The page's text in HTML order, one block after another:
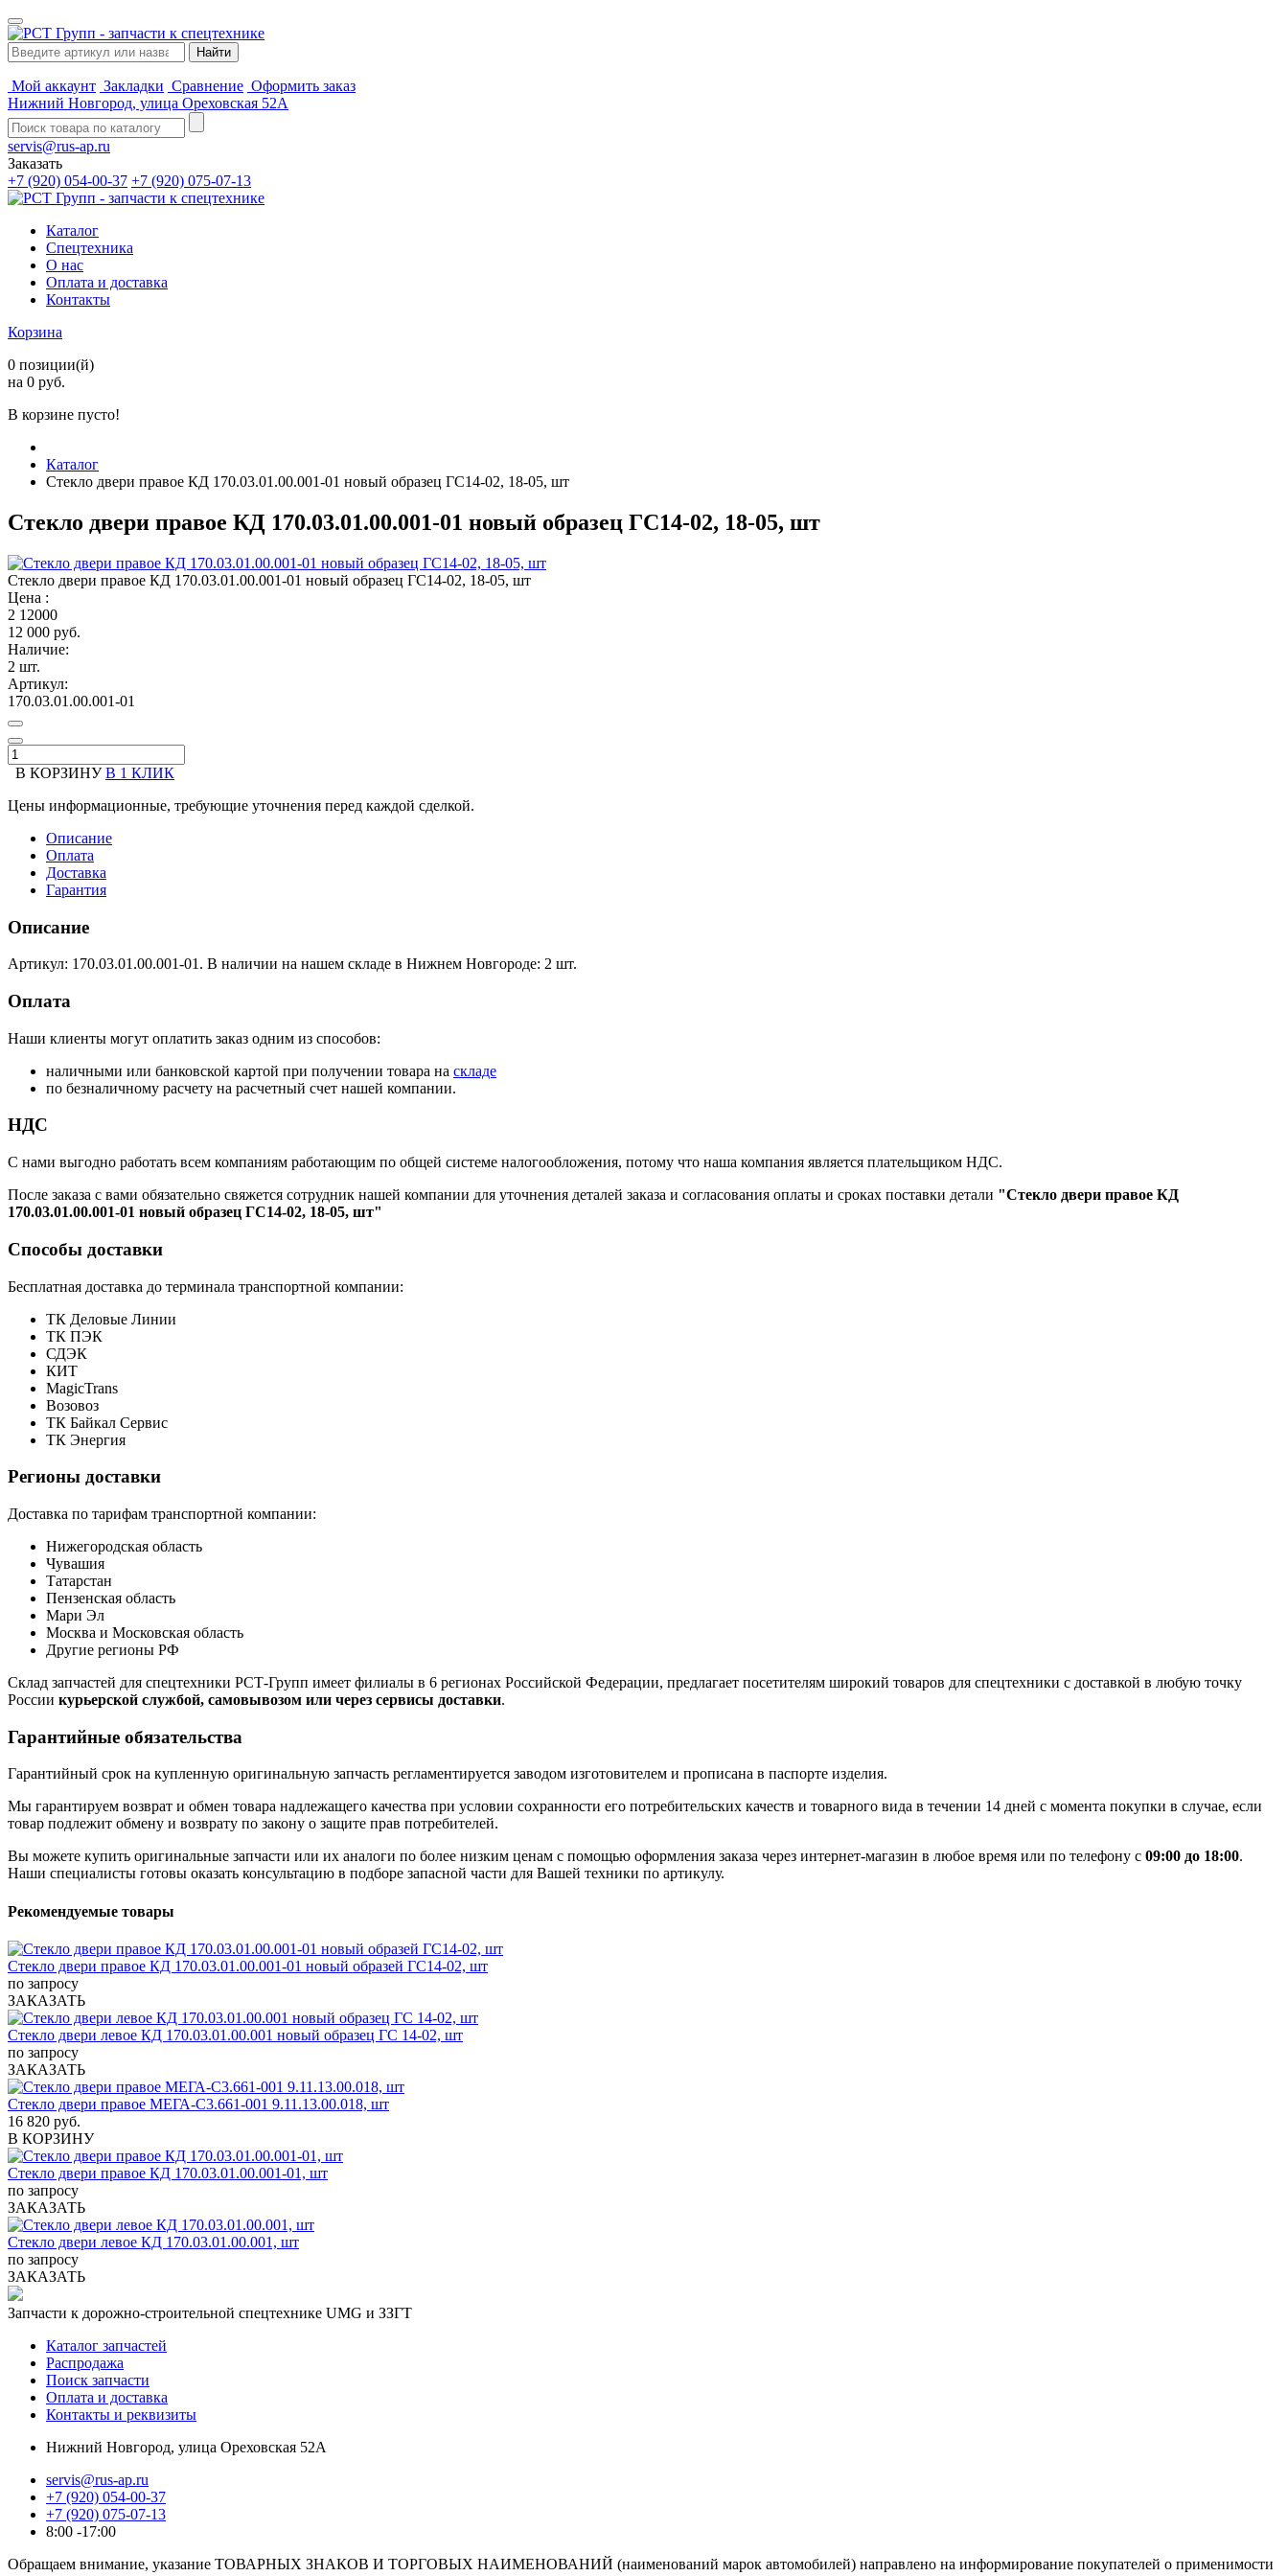
Мой аккаунт Закладки Сравнение Оформить заказ
Нижний Новгород, улица Ореховская 52А
servis@rus-ap.ru
Заказать
+7 (920) 054-00-37 +7 (920) 075-07-13
Каталог
Спецтехника
О нас
Оплата и доставка
Контакты
Корзина
0 позиции(й)
на 0 руб.
В корзине пусто!
Каталог
Стекло двери правое КД 170.03.01.00.001-01 новый образец ГС14-02, 18-05, шт
Стекло двери правое КД 170.03.01.00.001-01 новый образец ГС14-02, 18-05, шт
Стекло двери правое КД 170.03.01.00.001-01 новый образец ГС14-02, 18-05, шт
Цена :
2 12000
12 000 руб.
Наличие:
2 шт.
Артикул:
170.03.01.00.001-01
В КОРЗИНУ В 1 КЛИК
Цены информационные, требующие уточнения перед каждой сделкой.
Описание
Оплата
Доставка
Гарантия
Описание
Артикул: 170.03.01.00.001-01. В наличии на нашем складе в Нижнем Новгороде: 2 шт.
Оплата
Наши клиенты могут оплатить заказ одним из способов:
наличными или банковской картой при получении товара на складе
по безналичному расчету на расчетный счет нашей компании.
НДС
С нами выгодно работать всем компаниям работающим по общей системе налогообложения, потому что наша компания является плательщиком НДС.
После заказа с вами обязательно свяжется сотрудник нашей компании для уточнения деталей заказа и согласования оплаты и сроках поставки детали "Стекло двери правое КД
170.03.01.00.001-01 новый образец ГС14-02, 18-05, шт"
Способы доставки
Бесплатная доставка до терминала транспортной компании:
ТК Деловые Линии
ТК ПЭК
СДЭК
КИТ
MagicTrans
Возовоз
ТК Байкал Сервис
ТК Энергия
Регионы доставки
Доставка по тарифам транспортной компании:
Нижегородская область
Чувашия
Татарстан
Пензенская область
Мари Эл
Москва и Московская область
Другие регионы РФ
Склад запчастей для спецтехники РСТ-Групп имеет филиалы в 6 регионах Российской Федерации, предлагает посетителям широкий товаров для спецтехники с доставкой в любую точку
России курьерской службой, самовывозом или через сервисы доставки.
Гарантийные обязательства
Гарантийный срок на купленную оригинальную запчасть регламентируется заводом изготовителем и прописана в паспорте изделия.
Мы гарантируем возврат и обмен товара надлежащего качества при условии сохранности его потребительских качеств и товарного вида в течении 14 дней с момента покупки в случае, если
товар подлежит обмену и возврату по закону о защите прав потребителей.
Вы можете купить оригинальные запчасти или их аналоги по более низким ценам с помощью оформления заказа через интернет-магазин в любое время или по телефону с 09:00 до 18:00.
Наши специалисты готовы оказать консультацию в подборе запасной части для Вашей техники по артикулу.
Рекомендуемые товары
Стекло двери правое КД 170.03.01.00.001-01 новый образей ГС14-02, шт
по запросу
ЗАКАЗАТЬ
Стекло двери левое КД 170.03.01.00.001 новый образец ГС 14-02, шт
по запросу
ЗАКАЗАТЬ
Стекло двери правое МЕГА-С3.661-001 9.11.13.00.018, шт
16 820 руб.
В КОРЗИНУ
Стекло двери правое КД 170.03.01.00.001-01, шт
по запросу
ЗАКАЗАТЬ
Стекло двери левое КД 170.03.01.00.001, шт
по запросу
ЗАКАЗАТЬ
Запчасти к дорожно-строительной спецтехнике UMG и ЗЗГТ
Каталог запчастей
Распродажа
Поиск запчасти
Оплата и доставка
Контакты и реквизиты
Нижний Новгород, улица Ореховская 52А
servis@rus-ap.ru
+7 (920) 054-00-37
+7 (920) 075-07-13
8:00 -17:00
Обращаем внимание, указание ТОВАРНЫХ ЗНАКОВ И ТОРГОВЫХ НАИМЕНОВАНИЙ (наименований марок автомобилей) направлено на информирование покупателей о применимости